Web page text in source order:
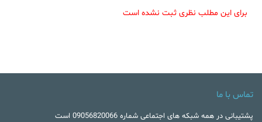
برای این مطلب نظری ثبت نشده است
تماس با ما
پشتیبانی در همه شبکه های اجتماعی شماره 09056820066 است